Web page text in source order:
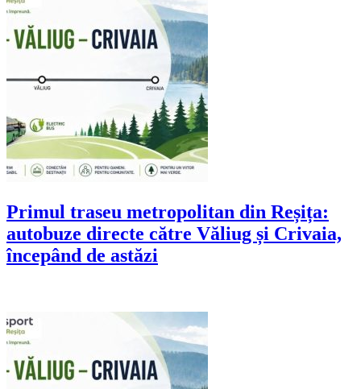
Primul traseu metropolitan din Reșița:
autobuze directe către Văliug și Crivaia,
începând de astăzi